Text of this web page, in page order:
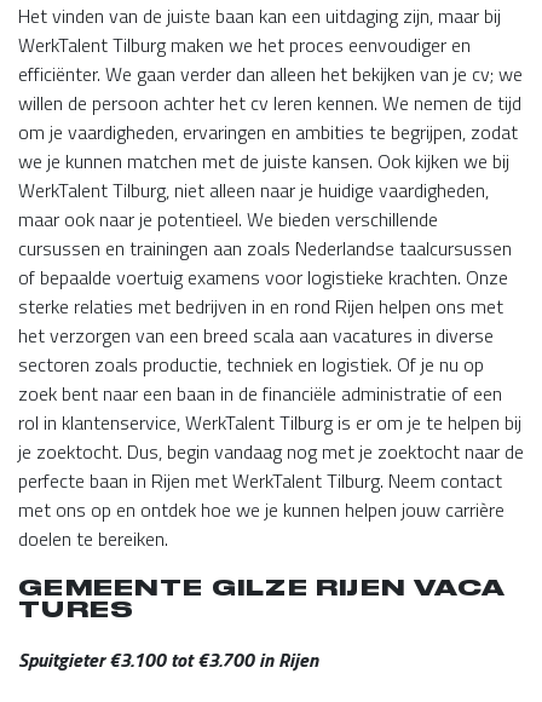
Het vinden van de juiste baan kan een uitdaging zijn, maar bij
WerkTalent Tilburg maken we het proces eenvoudiger en
efficiënter. We gaan verder dan alleen het bekijken van je cv; we
willen de persoon achter het cv leren kennen. We nemen de tijd
om je vaardigheden, ervaringen en ambities te begrijpen, zodat
we je kunnen matchen met de juiste kansen. Ook kijken we bij
WerkTalent Tilburg, niet alleen naar je huidige vaardigheden,
maar ook naar je potentieel. We bieden verschillende
cursussen en trainingen aan zoals Nederlandse taalcursussen
of bepaalde voertuig examens voor logistieke krachten. Onze
sterke relaties met bedrijven in en rond Rijen helpen ons met
het verzorgen van een breed scala aan vacatures in diverse
sectoren zoals productie, techniek en logistiek. Of je nu op
zoek bent naar een baan in de financiële administratie of een
rol in klantenservice, WerkTalent Tilburg is er om je te helpen bij
je zoektocht. Dus, begin vandaag nog met je zoektocht naar de
perfecte baan in Rijen met WerkTalent Tilburg. Neem contact
met ons op en ontdek hoe we je kunnen helpen jouw carrière
doelen te bereiken.
GEMEENTE GILZE RIJEN VACA
TURES
Spuitgieter €3.100 tot €3.700 in Rijen